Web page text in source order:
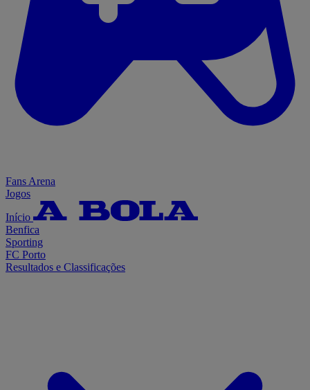
Fans Arena
Jogos
Início
Benfica
Sporting
FC Porto
Resultados e Classificações